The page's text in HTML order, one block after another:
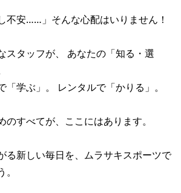
サキスポーツ 公式アプリ
ト・クーポンもこのアプリで！
不安……」そんな心配はいりません！
スタッフが、 あなたの「知る・選
「学ぶ」。 レンタルで「かりる」。
すべてが、ここにはあります。
る新しい毎日を、ムラサキスポーツで